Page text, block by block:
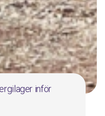
inför